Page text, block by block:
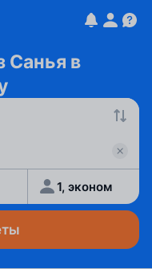
Санья в
1, эконом